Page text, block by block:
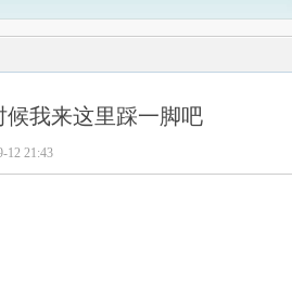
我来这里踩一脚吧
12 21:43